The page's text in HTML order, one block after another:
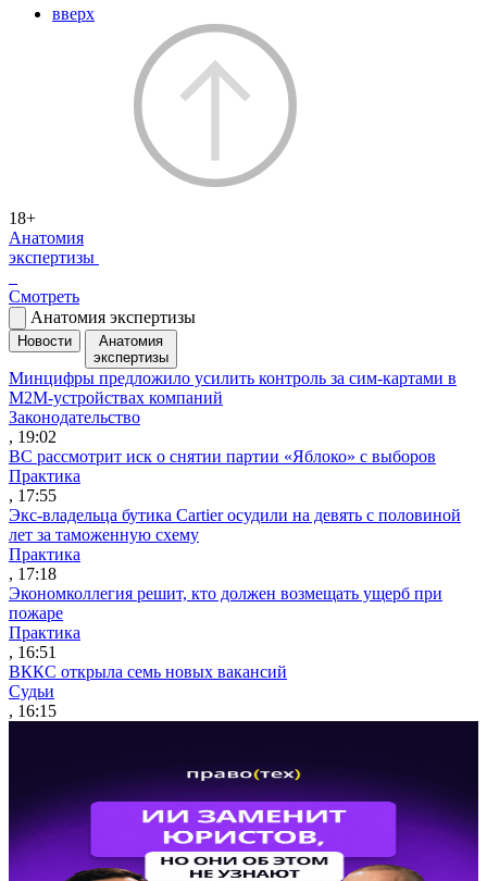
вверх
18+
Анатомия
экспертизы
Смотреть
Анатомия экспертизы
Новости
Анатомия
экспертизы
Минцифры предложило усилить контроль за сим-картами в
M2M-устройствах компаний
Законодательство
, 19:02
ВС рассмотрит иск о снятии партии «Яблоко» с выборов
Практика
, 17:55
Экс-владельца бутика Cartier осудили на девять с половиной
лет за таможенную схему
Практика
, 17:18
Экономколлегия решит, кто должен возмещать ущерб при
пожаре
Практика
, 16:51
ВККС открыла семь новых вакансий
Судьи
, 16:15